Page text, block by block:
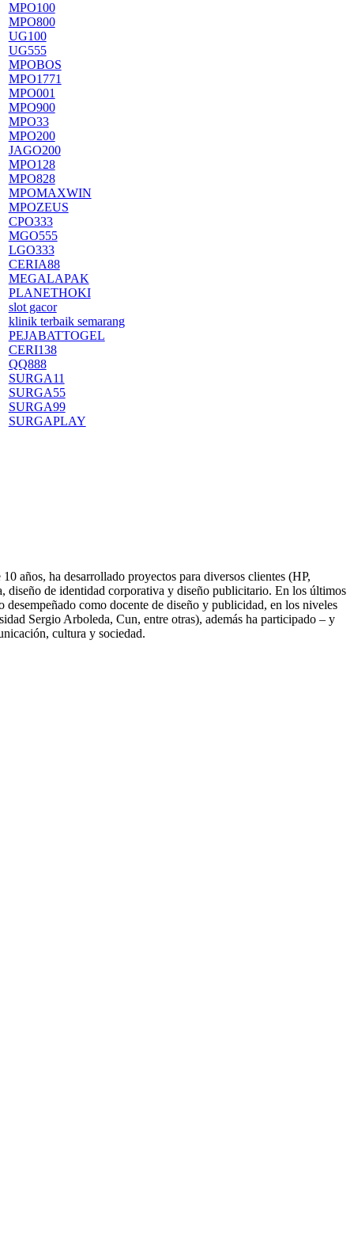
MPO100
MPO800
UG100
UG555
MPOBOS
MPO1771
MPO001
MPO900
MPO33
MPO200
JAGO200
MPO128
MPO828
MPOMAXWIN
MPOZEUS
CPO333
MGO555
LGO333
CERIA88
MEGALAPAK
PLANETHOKI
slot gacor
klinik terbaik semarang
PEJABATTOGEL
CERI138
QQ888
SURGA11
SURGA55
SURGA99
SURGAPLAY
años, ha desarrollado proyectos para diversos clientes (HP,
de identidad corporativa y diseño publicitario. En los últimos
como docente de diseño y publicidad, en los niveles
Sergio Arboleda, Cun, entre otras), además ha participado – y
cultura y sociedad.